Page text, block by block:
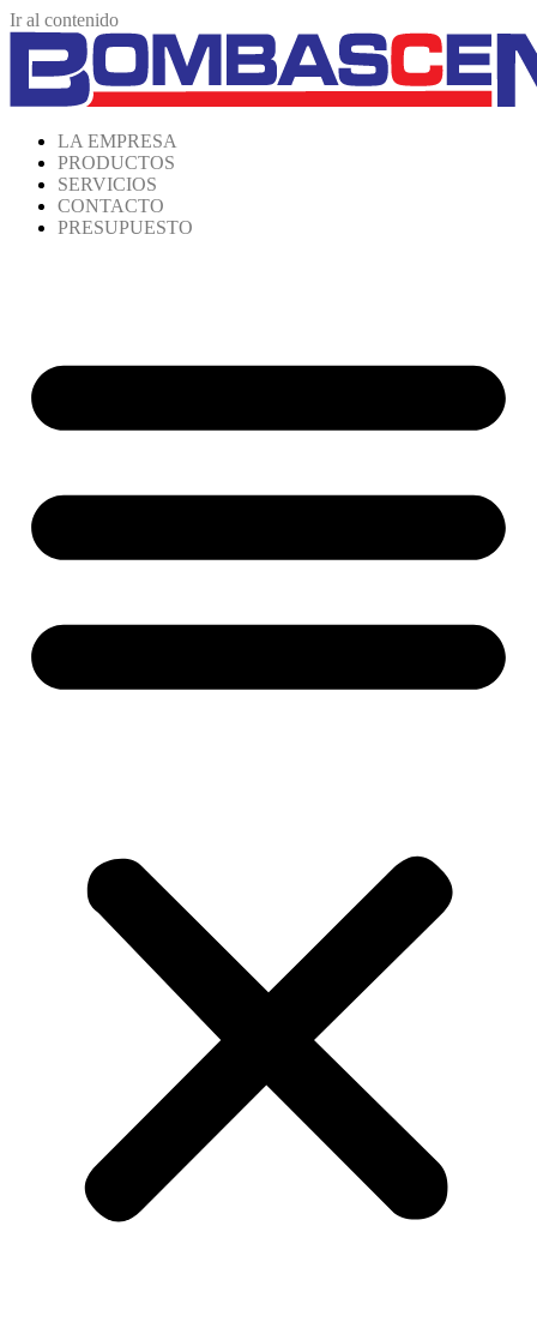
Ir al contenido
LA EMPRESA
PRODUCTOS
SERVICIOS
CONTACTO
PRESUPUESTO